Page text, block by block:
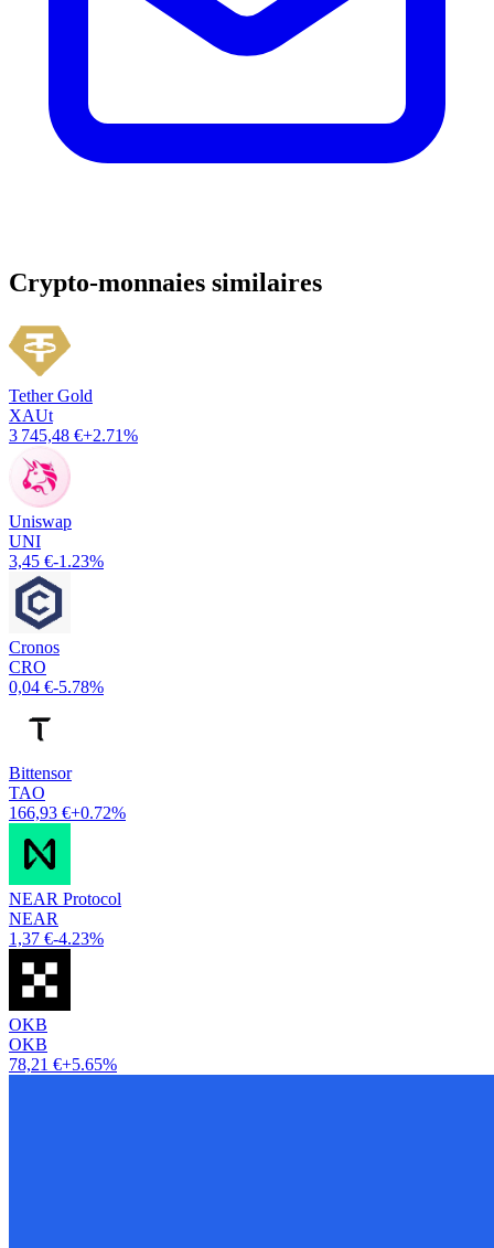
Crypto-monnaies similaires
Tether Gold
XAUt
3 745,48 €+2.71%
Uniswap
UNI
3,45 €-1.23%
Cronos
CRO
0,04 €-5.78%
Bittensor
TAO
166,93 €+0.72%
NEAR Protocol
NEAR
1,37 €-4.23%
OKB
OKB
78,21 €+5.65%